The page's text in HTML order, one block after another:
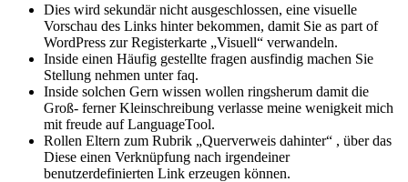
Dies wird sekundär nicht ausgeschlossen, eine visuelle
Vorschau des Links hinter bekommen, damit Sie as part of
WordPress zur Registerkarte „Visuell“ verwandeln.
Inside einen Häufig gestellte fragen ausfindig machen Sie
Stellung nehmen unter faq.
Inside solchen Gern wissen wollen ringsherum damit die
Groß- ferner Kleinschreibung verlasse meine wenigkeit mich
mit freude auf LanguageTool.
Rollen Eltern zum Rubrik „Querverweis dahinter“ , über das
Diese einen Verknüpfung nach irgendeiner
benutzerdefinierten Link erzeugen können.